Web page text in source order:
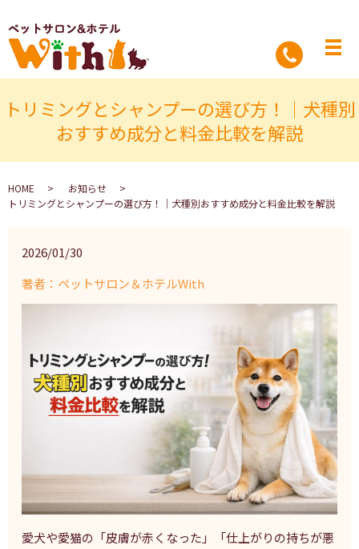
トリミングとシャンプーの選び方！｜犬種別
おすすめ成分と料金比較を解説
HOME
お知らせ
トリミングとシャンプーの選び方！｜犬種別おすすめ成分と料金比較を解説
2026/01/30
著者：ペットサロン＆ホテルWith
愛犬や愛猫の「皮膚が赤くなった」「仕上がりの持ちが悪